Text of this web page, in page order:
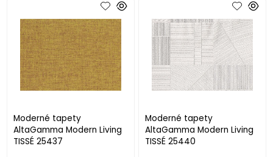
Moderné tapety
AltaGamma Modern Living
TISSÉ 25437
Moderné tapety
AltaGamma Modern Living
TISSÉ 25440